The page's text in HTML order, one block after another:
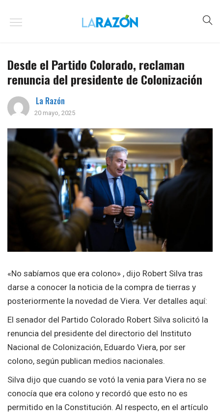
Desde el Partido Colorado, reclaman
renuncia del presidente de Colonización
La Razón
20 mayo, 2025
«No sabíamos que era colono» , dijo Robert Silva tras
darse a conocer la noticia de la compra de tierras y
posteriormente la novedad de Viera. Ver detalles aquí:
El senador del Partido Colorado Robert Silva solicitó la
renuncia del presidente del directorio del Instituto
Nacional de Colonización, Eduardo Viera, por ser
colono, según publican medios nacionales.
Silva dijo que cuando se votó la venia para Viera no se
conocía que era colono y recordó que esto no es
permitido en la Constitución. Al respecto, en el artículo